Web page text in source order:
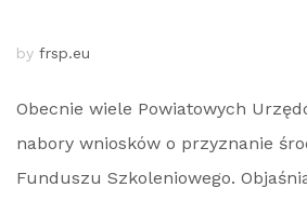
by frsp.eu
Obecnie wiele Powiatowych
nabory wniosków o przyznanie
Funduszu Szkoleniowego.